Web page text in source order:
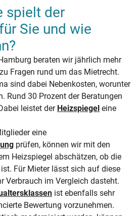
spielt der
Sie und wie
beraten wir jährlich mehr
Fragen rund um das Mietrecht.
sind dabei Nebenkosten, worunter
Rund 30 Prozent der Beratungen
leistet der Heizspiegel eine
eine
prüfen, können wir mit den
Heizspiegel abschätzen, ob die
Für Mieter lässt sich auf diese
Verbrauch im Vergleich dasteht.
ist ebenfalls sehr
Bewertung vorzunehmen.